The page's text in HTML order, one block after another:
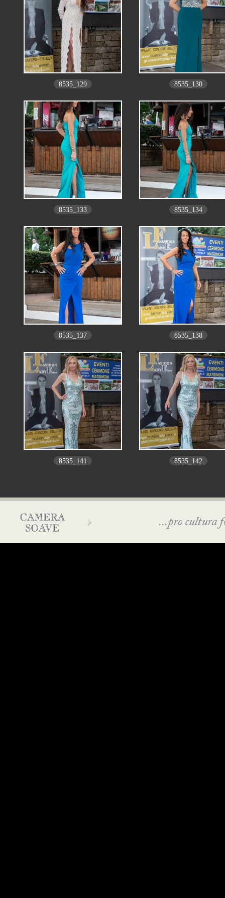
8535_129 8535_130
8535_133 8535_134
8535_137 8535_138
8535_141 8535_142